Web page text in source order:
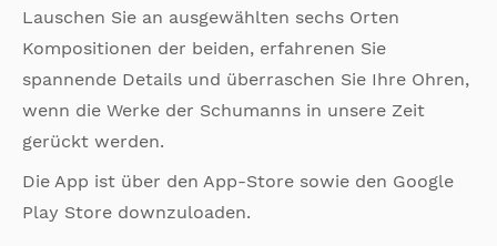
Lauschen Sie an ausgewählten sechs Orten
Kompositionen der beiden, erfahrenen Sie
spannende Details und überraschen Sie Ihre Ohren,
wenn die Werke der Schumanns in unsere Zeit
gerückt werden.
Die App ist über den App-Store sowie den Google
Play Store downzuloaden.